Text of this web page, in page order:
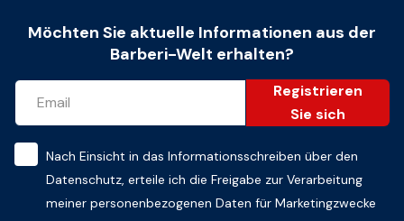
Möchten Sie aktuelle Informationen aus der
Barberi-Welt erhalten?
Registrieren
Sie sich
Nach Einsicht in das Informationsschreiben über den
Datenschutz, erteile ich die Freigabe zur Verarbeitung
meiner personenbezogenen Daten für Marketingzwecke